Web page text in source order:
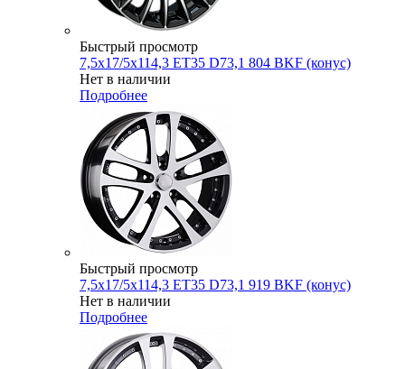
Быстрый просмотр
7,5x17/5x114,3 ET35 D73,1 804 BKF (конус)
Нет в наличии
Подробнее
Быстрый просмотр
7,5x17/5x114,3 ET35 D73,1 919 BKF (конус)
Нет в наличии
Подробнее